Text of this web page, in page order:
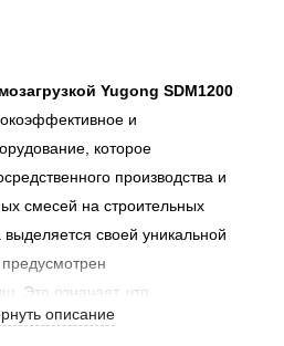
Yugong SDM1200
и
которое
производства и
смесей на строительных
своей уникальной
предусмотрен
Это означает, что
самостоятельно загружать все
описание